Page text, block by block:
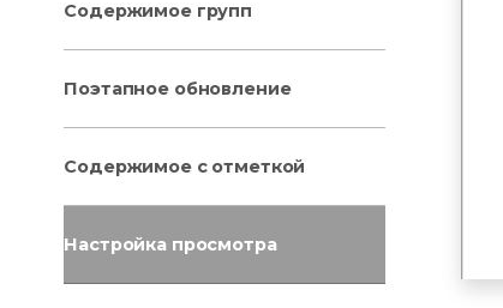
Содержимое групп
Поэтапное обновление
Содержимое с отметкой
Настройка просмотра